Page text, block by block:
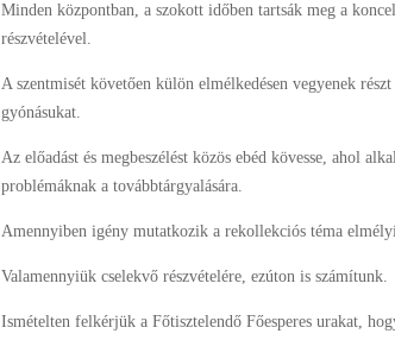
Minden központban, a szokott időben tartsák meg a
részvételével.
A szentmisét követően külön elmélkedésen vegyenek
gyónásukat.
Az előadást és megbeszélést közös ebéd kövesse, ahol
problémáknak a továbbtárgyalására.
Amennyiben igény mutatkozik a rekollekciós téma
Valamennyiük cselekvő részvételére, ezúton is számítunk.
Ismételten felkérjük a Főtisztelendő Főesperes urakat,